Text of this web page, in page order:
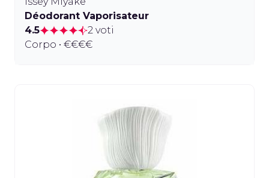
Déodorant Vaporisateur
4.5
2 voti
Corpo • €€€€